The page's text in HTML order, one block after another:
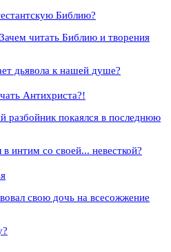
Библию?
читать Библию и творения
дьявола к нашей душе?
Антихриста?!
разбойник покаялся в последнюю
интим со своей... невесткой?
свою дочь на всесожжение